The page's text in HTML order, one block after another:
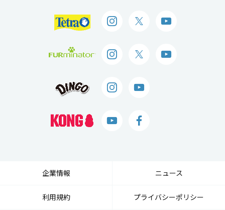
企業情報 ニュース
利用規約 プライバシーポリシー